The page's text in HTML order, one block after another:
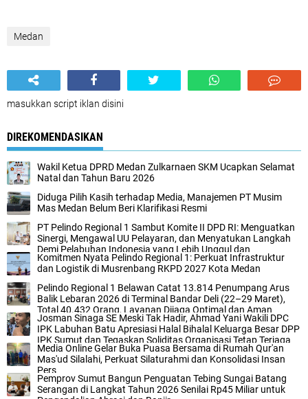
Medan
masukkan script iklan disini
DIREKOMENDASIKAN
Wakil Ketua DPRD Medan Zulkarnaen SKM Ucapkan Selamat
Natal dan Tahun Baru 2026
Diduga Pilih Kasih terhadap Media, Manajemen PT Musim
Mas Medan Belum Beri Klarifikasi Resmi
PT Pelindo Regional 1 Sambut Komite II DPD RI: Menguatkan
Sinergi, Mengawal UU Pelayaran, dan Menyatukan Langkah
Demi Pelabuhan Indonesia yang Lebih Unggul dan
Berkelanjutan
Komitmen Nyata Pelindo Regional 1: Perkuat Infrastruktur
dan Logistik di Musrenbang RKPD 2027 Kota Medan
Pelindo Regional 1 Belawan Catat 13.814 Penumpang Arus
Balik Lebaran 2026 di Terminal Bandar Deli (22–29 Maret),
Total 40.432 Orang, Layanan Dijaga Optimal dan Aman
Josman Sinaga SE Meski Tak Hadir, Ahmad Yani Wakili DPC
IPK Labuhan Batu Apresiasi Halal Bihalal Keluarga Besar DPP
IPK Sumut dan Tegaskan Soliditas Organisasi Tetap Terjaga
dan Kompak.
Media Online Gelar Buka Puasa Bersama di Rumah Qur'an
Mas'ud Silalahi, Perkuat Silaturahmi dan Konsolidasi Insan
Pers
Pemprov Sumut Bangun Penguatan Tebing Sungai Batang
Serangan di Langkat Tahun 2026 Senilai Rp45 Miliar untuk